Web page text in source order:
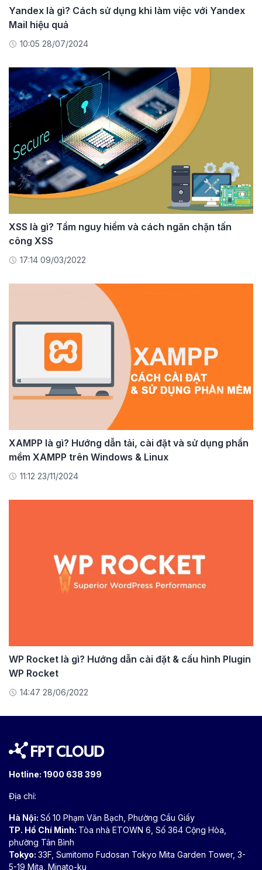
Yandex là gì? Cách sử dụng khi làm việc với Yandex
Mail hiệu quả
10:05 28/07/2024
XSS là gì? Tầm nguy hiểm và cách ngăn chặn tấn
công XSS
17:14 09/03/2022
XAMPP là gì? Hướng dẫn tải, cài đặt và sử dụng phần
mềm XAMPP trên Windows & Linux
11:12 23/11/2024
WP Rocket là gì? Hướng dẫn cài đặt & cấu hình Plugin
WP Rocket
14:47 28/06/2022
Hotline: 1900 638 399
Địa chỉ:
Hà Nội: Số 10 Phạm Văn Bạch, Phường Cầu Giấy
TP. Hồ Chí Minh: Tòa nhà ETOWN 6, Số 364 Cộng Hòa,
phường Tân Bình
Tokyo: 33F, Sumitomo Fudosan Tokyo Mita Garden Tower, 3-
5-19 Mita, Minato-ku